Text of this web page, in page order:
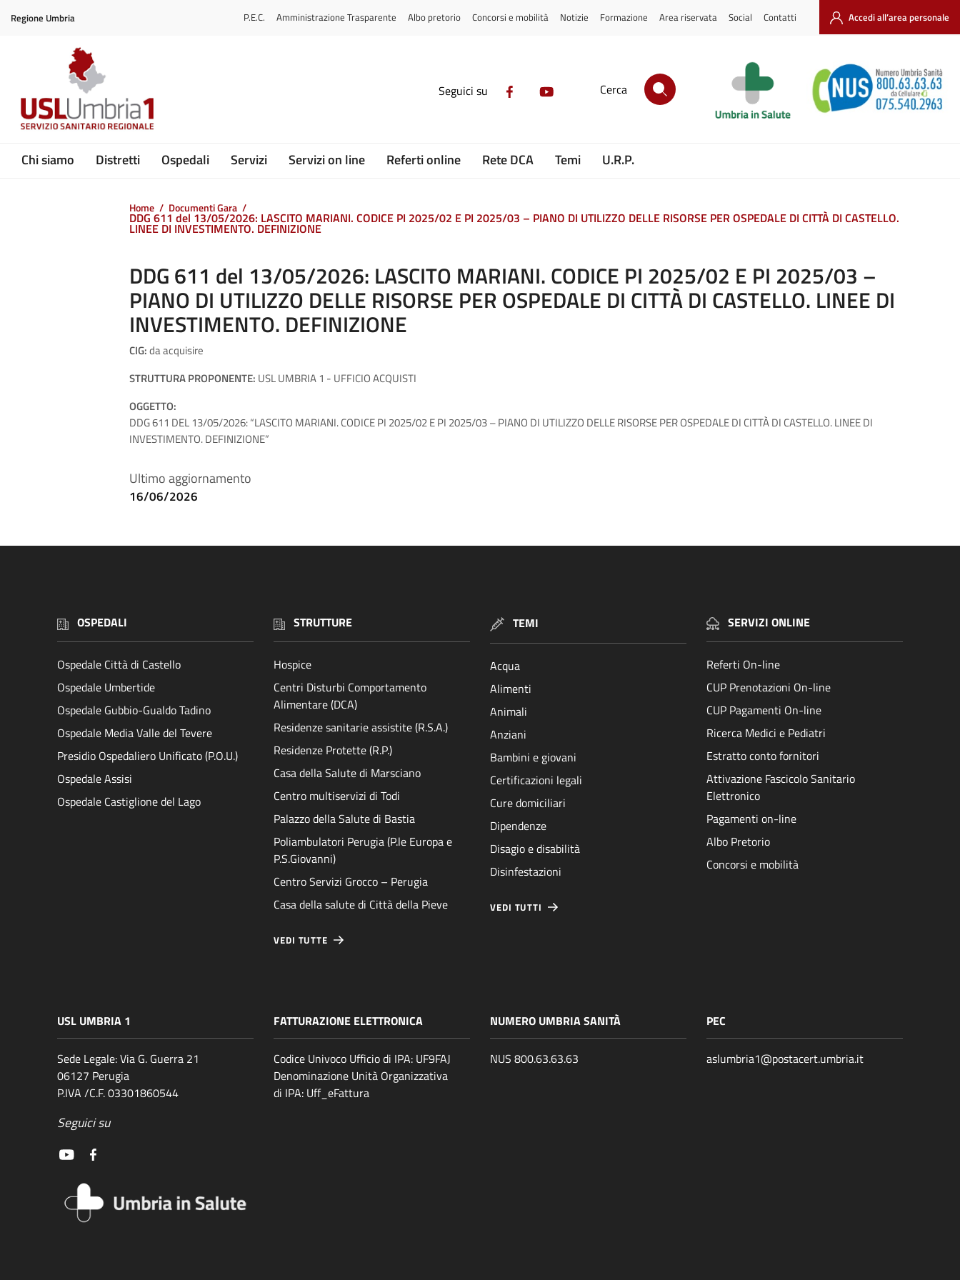
Vai al menu di navigazione
Vai al footer
Regione Umbria P.E.C. Amministrazione Trasparente Albo pretorio Concorsi e mobilità Notizie Formazione Area riservata Social Contatti Accedi all’area personale
Seguici su Cerca
Submenu
Chi siamo Distretti Ospedali Servizi Servizi on line Referti online Rete DCA Temi U.R.P.
Home / Documenti Gara /
DDG 611 del 13/05/2026: LASCITO MARIANI. CODICE PI 2025/02 E PI 2025/03 – PIANO DI UTILIZZO DELLE RISORSE PER OSPEDALE DI CITTÀ DI CASTELLO.
LINEE DI INVESTIMENTO. DEFINIZIONE
DDG 611 del 13/05/2026: LASCITO MARIANI. CODICE PI 2025/02 E PI 2025/03 –
PIANO DI UTILIZZO DELLE RISORSE PER OSPEDALE DI CITTÀ DI CASTELLO. LINEE DI
INVESTIMENTO. DEFINIZIONE
CIG:da acquisire
STRUTTURA PROPONENTE: USL UMBRIA 1 - UFFICIO ACQUISTI
OGGETTO:
DDG 611 DEL 13/05/2026: “LASCITO MARIANI. CODICE PI 2025/02 E PI 2025/03 – PIANO DI UTILIZZO DELLE RISORSE PER OSPEDALE DI CITTÀ DI CASTELLO. LINEE DI
INVESTIMENTO. DEFINIZIONE”
Ultimo aggiornamento
16/06/2026
OSPEDALI
Ospedale Città di Castello
Ospedale Umbertide
Ospedale Gubbio-Gualdo Tadino
Ospedale Media Valle del Tevere
Presidio Ospedaliero Unificato (P.O.U.)
Ospedale Assisi
Ospedale Castiglione del Lago
STRUTTURE
Hospice
Centri Disturbi Comportamento
Alimentare (DCA)
Residenze sanitarie assistite (R.S.A.)
Residenze Protette (R.P.)
Casa della Salute di Marsciano
Centro multiservizi di Todi
Palazzo della Salute di Bastia
Poliambulatori Perugia (P.le Europa e
P.S.Giovanni)
Centro Servizi Grocco – Perugia
Casa della salute di Città della Pieve
VEDI TUTTE
TEMI
Acqua
Alimenti
Animali
Anziani
Bambini e giovani
Certificazioni legali
Cure domiciliari
Dipendenze
Disagio e disabilità
Disinfestazioni
VEDI TUTTI
SERVIZI ONLINE
Referti On-line
CUP Prenotazioni On-line
CUP Pagamenti On-line
Ricerca Medici e Pediatri
Estratto conto fornitori
Attivazione Fascicolo Sanitario
Elettronico
Pagamenti on-line
Albo Pretorio
Concorsi e mobilità
USL UMBRIA 1
Sede Legale: Via G. Guerra 21
06127 Perugia
P.IVA /C.F. 03301860544
Seguici su
FATTURAZIONE ELETTRONICA
Codice Univoco Ufficio di IPA: UF9FAJ
Denominazione Unità Organizzativa
di IPA: Uff_eFattura
NUMERO UMBRIA SANITÀ
NUS 800.63.63.63
PEC
aslumbria1@postacert.umbria.it